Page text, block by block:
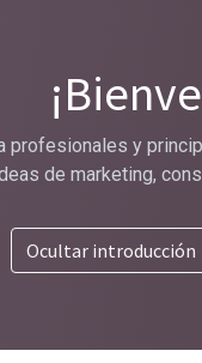
profesionales y
de marketing,
Ocultar introducción